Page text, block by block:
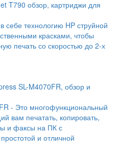
T790 обзор, картриджи для
себе технологию HP струйной
красками, чтобы
печать со скоростью до 2-х
SL-M4070FR, обзор и
- Это многофункциональный
вам печатать, копировать,
и факсы на ПК с
и отличной